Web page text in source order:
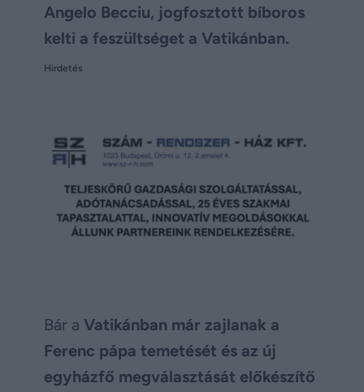
Angelo Becciu, jogfosztott bíboros
kelti a feszültséget a Vatikánban.
Hirdetés
Bár a Vatikánban már zajlanak a
Ferenc pápa temetését és az új
egyházfő megválasztását előkészítő